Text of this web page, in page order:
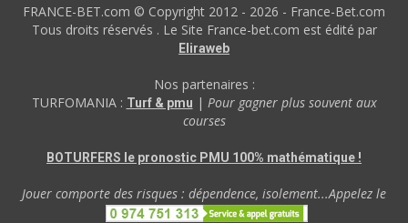
FRANCE-BET.com © Copyright 2012 - 2026 - France-Bet.com
Tous droits réservés . Le Site France-bet.com est édité par
Eliraweb
Nos partenaires :
TURFOMANIA : Turf & pmu | Pour gagner plus souvent aux
courses
BOTURFERS le pronostic PMU 100% mathématique !
Jouer comporte des risques : dépendence, isolement...Appelez le